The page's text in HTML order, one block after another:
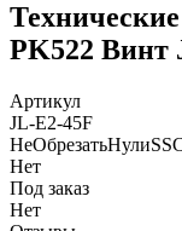
PK522 Винт
Артикул
JL-E2-45F
Нет
Под заказ
Нет